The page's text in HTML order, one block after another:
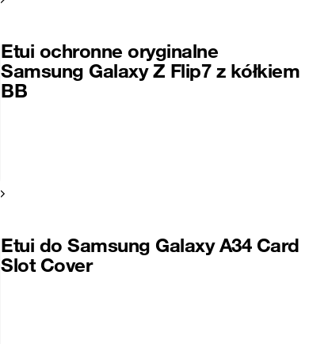
Pokaż następny
Etui ochronne oryginalne
Samsung Galaxy Z Flip7 z kółkiem
BB
Etui do Samsung Galaxy A34 Card
Slot Cover